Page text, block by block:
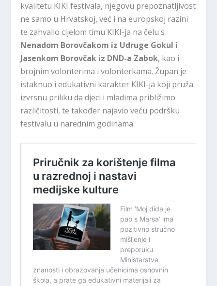
kvalitetu KIKI festivala, njegovu prepoznatljivost
ne samo u Hrvatskoj, već i na europskoj razini
te zahvalio cijelom timu KIKI-ja na čelu s
Nenadom Borovčakom iz Udruge Gokul i
Jasenkom Borovčak iz DND-a Zabok, kao i
brojnim volonterima i volonterkama. Župan je
istaknuo i edukativni karakter KIKI-ja koji pruža
izvrsnu priliku da djeci i mladima približimo
različitosti, te također najavio veću podršku
festivalu u narednim godinama.